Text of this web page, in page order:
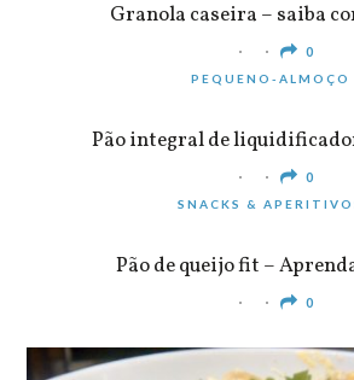
Granola caseira – saiba
0
PEQUENO-ALMOÇO
Pão integral de
0
SNACKS &
Pão de queijo fit –
0